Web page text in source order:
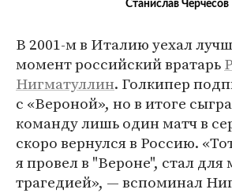
Станислав Черчесов
В 2001-м в Италию уехал
момент российский вратарь
Нигматуллин. Голкипер
с «Вероной», но в итоге
команду лишь один матч в
скоро вернулся в Россию.
я провел в "Вероне", стал
трагедией», — вспоминал